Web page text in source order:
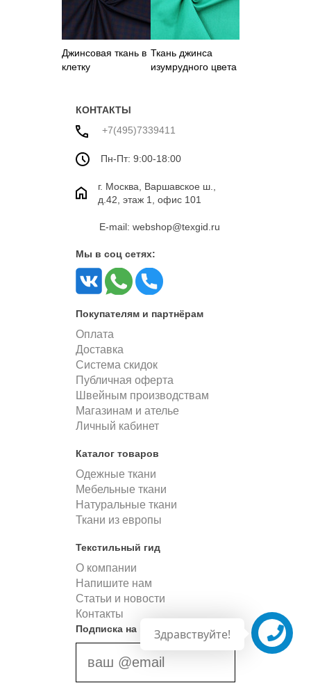
Здравствуйте!
Джинсовая ткань в
клетку
Ткань джинса
изумрудного цвета
КОНТАКТЫ
+7(495)7339411
Пн-Пт: 9:00-18:00
г. Москва, Варшавское ш.,
д.42, этаж 1, офис 101
E-mail: webshop@texgid.ru
Мы в соц сетях:
Покупателям и партнёрам
Оплата
Доставка
Система скидок
Публичная оферта
Швейным производствам
Магазинам и ателье
Личный кабинет
Каталог товаров
Одежные ткани
Мебельные ткани
Натуральные ткани
Ткани из европы
Текстильный гид
О компании
Напишите нам
Статьи и новости
Контакты
Подписка на новости